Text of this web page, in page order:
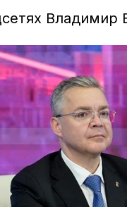
Владимир